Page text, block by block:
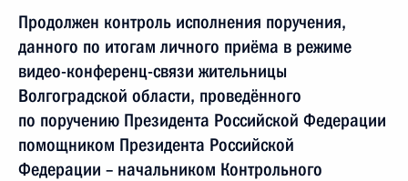
Продолжен контроль исполнения поручения,
данного по итогам личного приёма в режиме
видео-конференц-связи жительницы
Волгоградской области, проведённого
по поручению Президента Российской Федерации
помощником Президента Российской
Федерации – начальником Контрольного